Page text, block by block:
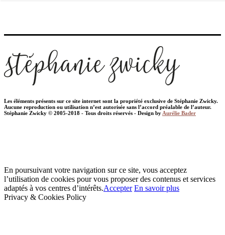
Les éléments présents sur ce site internet sont la propriété exclusive de Stéphanie Zwicky.
Aucune reproduction ou utilisation n’est autorisée sans l’accord préalable de l’auteur.
Stéphanie Zwicky © 2005-2018 - Tous droits réservés - Design by Aurélie Bader
En poursuivant votre navigation sur ce site, vous acceptez
l’utilisation de cookies pour vous proposer des contenus et services
adaptés à vos centres d’intérêts.Accepter En savoir plus
Privacy & Cookies Policy